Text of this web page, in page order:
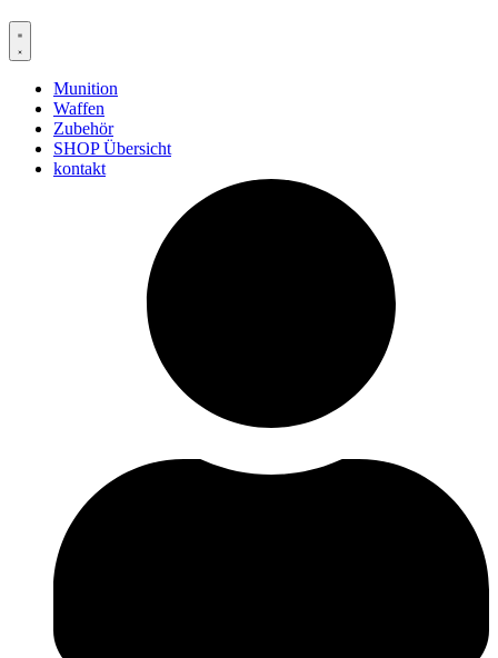
Munition
Waffen
Zubehör
SHOP Übersicht
kontakt